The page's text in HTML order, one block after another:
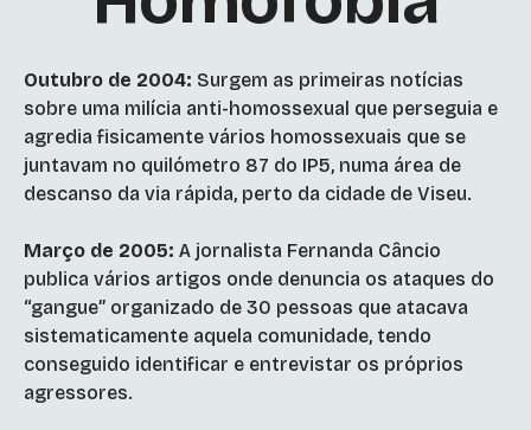
Outubro de 2004: Surgem as primeiras notícias
sobre uma milícia anti-homossexual que perseguia e
agredia fisicamente vários homossexuais que se
juntavam no quilómetro 87 do IP5, numa área de
descanso da via rápida, perto da cidade de Viseu.
Março de 2005: A jornalista Fernanda Câncio
publica vários artigos onde denuncia os ataques do
“gangue” organizado de 30 pessoas que atacava
sistematicamente aquela comunidade, tendo
conseguido identificar e entrevistar os próprios
agressores.